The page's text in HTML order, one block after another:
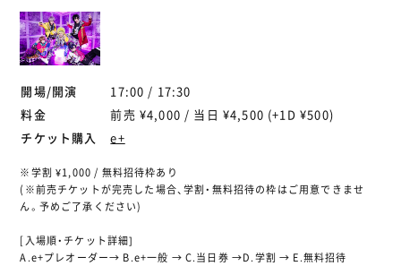
開場/開演
17:00 / 17:30
料金
前売 ¥4,000 / 当日 ¥4,500 (+1D ¥500)
チケット購入
e+
※学割 ¥1,000 / 無料招待枠あり
(※前売チケットが完売した場合、学割・無料招待の枠はご用意できませ
ん。予めご了承ください)
[入場順・チケット詳細]
A.e+プレオーダー→ B.e+一般 → C.当日券 →D.学割 → E.無料招待